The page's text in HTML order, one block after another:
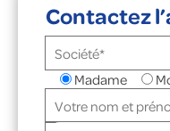
Contactez
Madame